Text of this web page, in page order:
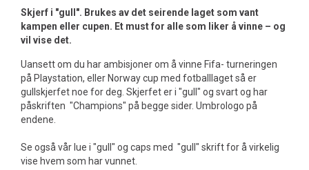
Skjerf i "gull". Brukes av det seirende laget som vant
kampen eller cupen. Et must for alle som liker å vinne – og
vil vise det.
Uansett om du har ambisjoner om å vinne Fifa- turneringen
på Playstation, eller Norway cup med fotballlaget så er
gullskjerfet noe for deg. Skjerfet er i "gull" og svart og har
påskriften "Champions" på begge sider. Umbrologo på
endene.
Se også vår lue i "gull" og caps med "gull" skrift for å virkelig
vise hvem som har vunnet.